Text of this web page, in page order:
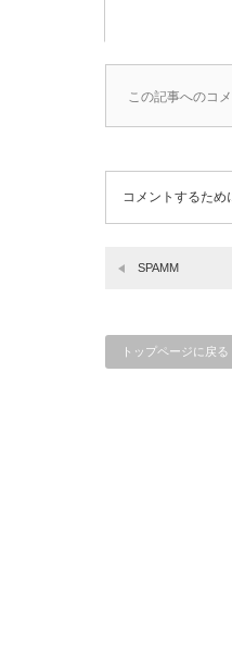
この記事へのコ
コメントするため
SPAMM
トップページに戻る